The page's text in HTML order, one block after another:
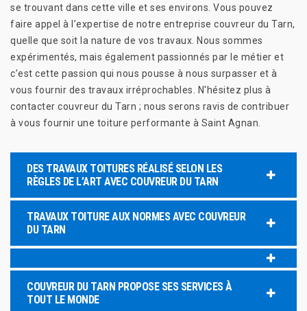
se trouvant dans cette ville et ses environs. Vous pouvez
faire appel à l’expertise de notre entreprise couvreur du Tarn,
quelle que soit la nature de vos travaux. Nous sommes
expérimentés, mais également passionnés par le métier et
c’est cette passion qui nous pousse à nous surpasser et à
vous fournir des travaux irréprochables. N'hésitez plus à
contacter couvreur du Tarn ; nous serons ravis de contribuer
à vous fournir une toiture performante à Saint Agnan.
DES TRAVAUX TOITURES RÉALISÉ SELON LES
RÈGLES DE L’ART AVEC COUVREUR DU TARN
TRAVAUX TOITURE AUX NORMES AVEC COUVREUR
DU TARN
COUVREUR DU TARN PROPOSE SES SERVICES À
TOUT LE MONDE